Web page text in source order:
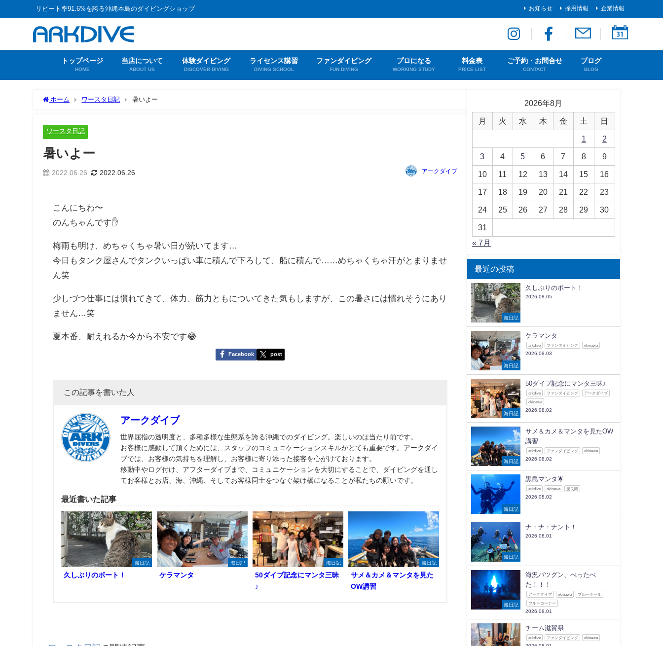
リピート率91.6%を誇る沖縄本島のダイビングショップ お知らせ 採用情報 企業情報
トップページ
HOME
当店について
ABOUT US
体験ダイビング
DISCOVER DIVING
ライセンス講習
DIVING SCHOOL
ファンダイビング
FUN DIVING
プロになる
WORKING STUDY
料金表
PRICE LIST
ご予約・お問合せ
CONTACT
ブログ
BLOG
ホーム ワースタ日記 暑いよー
ワースタ日記
暑いよー
2022.06.26 2022.06.26 アークダイブ
こんにちわ〜
のんちゃんです✋
梅雨も明け、めちゃくちゃ暑い日が続いてます…
今日もタンク屋さんでタンクいっぱい車に積んで下ろして、船に積んで……めちゃくちゃ汗がとまりませ
ん笑
少しづつ仕事には慣れてきて、体力、筋力ともについてきた気もしますが、この暑さには慣れそうにあり
ません…笑
夏本番、耐えれるか今から不安です😂
Facebook post
この記事を書いた人
アークダイブ
世界屈指の透明度と、多種多様な生態系を誇る沖縄でのダイビング。楽しいのは当たり前です。
お客様に感動して頂くためには、スタッフのコミュニケーションスキルがとても重要です。アークダイ
ブでは、お客様の気持ちを理解し、お客様に寄り添った接客を心がけております。
移動中やログ付け、アフターダイブまで、コミュニケーションを大切にすることで、ダイビングを通し
てお客様とお店、海、沖縄、そしてお客様同士をつなぐ架け橋になることが私たちの願いです。
最近書いた記事
海日記
久しぶりのボート！
海日記
ケラマンタ
海日記
50ダイブ記念にマンタ三昧
♪
海日記
サメ＆カメ＆マンタを見た
OW講習
2026年8月
月 火 水 木 金 土 日
1 2
3 4 5 6 7 8 9
10 11 12 13 14 15 16
17 18 19 20 21 22 23
24 25 26 27 28 29 30
31
« 7月
最近の投稿
海日記
久しぶりのボート！
2026.08.05
海日記
ケラマンタ
arkdive ファンダイビング okinawa
2026.08.03
海日記
50ダイブ記念にマンタ三昧♪
arkdive ファンダイビング アークダイブ
okinawa
2026.08.02
海日記
サメ＆カメ＆マンタを見たOW
講習
arkdive ファンダイビング okinawa
2026.08.02
海日記
黒島マンタ🌟
arkdive okinawa 慶良間
2026.08.02
海日記
ナ・ナ・ナント！
2026.08.01
海日記
海況バツグン、べったべ
た！！！
アークダイブ okinawa ブルーホール
ブルーコーナー
2026.08.01
チーム滋賀県
arkdive ファンダイビング okinawa